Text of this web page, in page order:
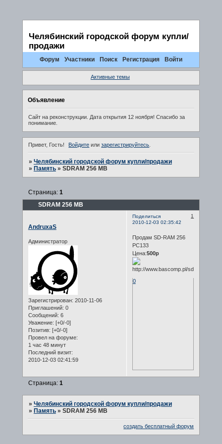
Челябинский городской форум купли/
продажи
Форум Участники Поиск Регистрация Войти
Активные темы
Объявление
Сайт на реконструкции. Дата открытия 12 ноября! Спасибо за
понимание.
Привет, Гость! Войдите илизарегистрируйтесь
» Челябинский городской форум купли/продажи
» Память » SDRAM 256 MB
SDRAM 256 MB
Страница: 1
Поделиться
1
2010-12-03 02:35:42
AndruxaS
Администратор
Зарегистрирован: 2010-11-06
Приглашений: 0
Сообщений: 6
Уважение: [+0/-0]
Позитив: [+0/-0]
Провел на форуме:
1 час 48 минут
Последний визит:
2010-12-03 02:41:59
Продам SD-RAM 256
PC133
Цена:500р
0
Страница: 1
» Челябинский городской форум купли/продажи
» Память » SDRAM 256 MB
создать бесплатный форум